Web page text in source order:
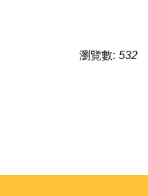
瀏覽數: 532